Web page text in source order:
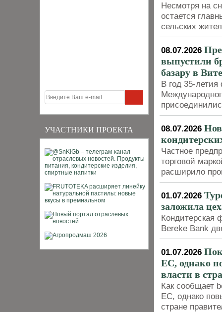
УЧАСТНИКИ ПРОЕКТА
Несмотря на
остается
сельских
08.07.2026
выпустили
базару в
В год 35-
08.07.2026
Частное
торговой
расширило
01.07.2026
заложила
Кондитерская
Bereke Bank
01.07.2026
ЕС, однако
власти в
Как сообщает
ЕС, однако
стране